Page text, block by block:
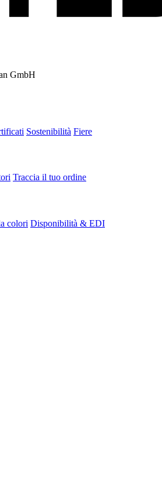
GmbH
Sostenibilità Fiere
Traccia il tuo ordine
colori Disponibilità & EDI